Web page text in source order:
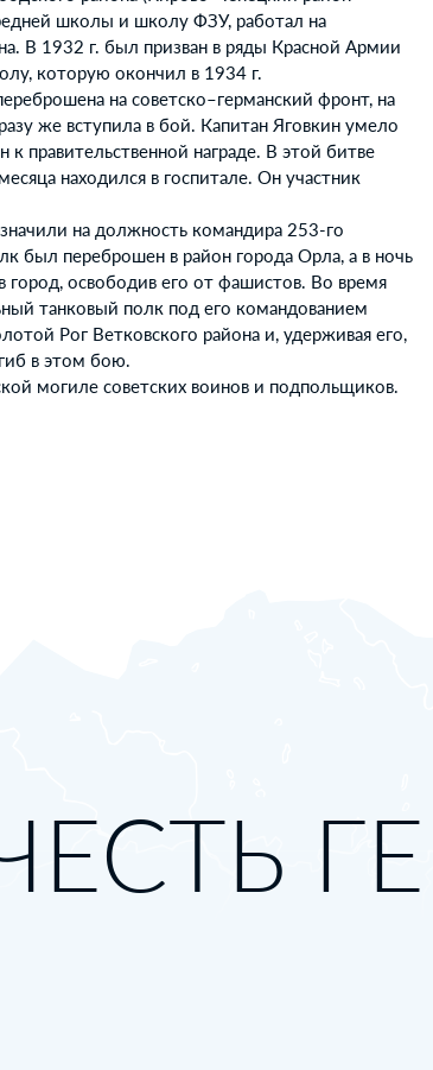
школы и школу ФЗУ, работал на
В 1932 г. был призван в ряды Красной Армии
которую окончил в 1934 г.
на советско–германский фронт, на
же вступила в бой. Капитан Яговкин умело
правительственной награде. В этой битве
находился в госпитале. Он участник
на должность командира 253-го
был переброшен в район города Орла, а в ночь
город, освободив его от фашистов. Во время
танковый полк под его командованием
Рог Ветковского района и, удерживая его,
в этом бою.
могиле советских воинов и подпольщиков.